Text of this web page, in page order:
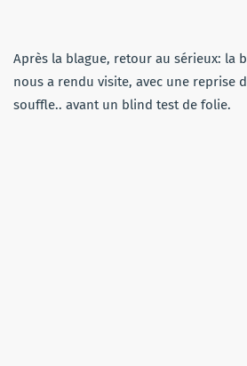
Après la blague, retour au sérieux: la
nous a rendu visite, avec une reprise
souffle.. avant un blind test de folie.